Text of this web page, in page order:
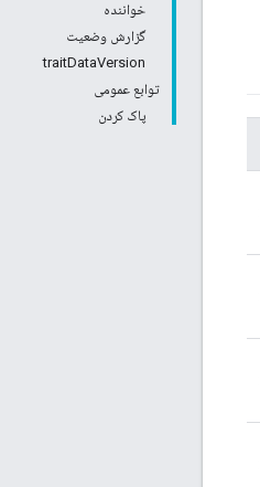
خواننده
گزارش وضعیت
traitDataVersion
توابع عمومی
پاک کردن